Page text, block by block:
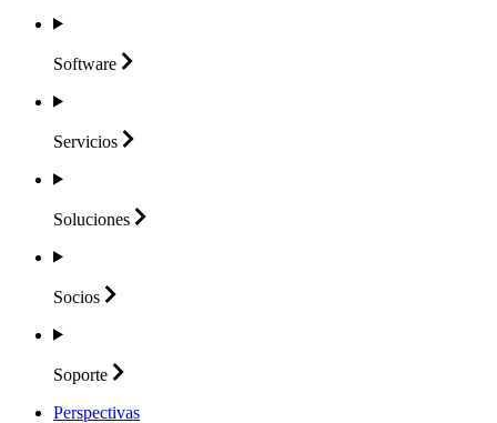
Software
Servicios
Soluciones
Socios
Soporte
Perspectivas